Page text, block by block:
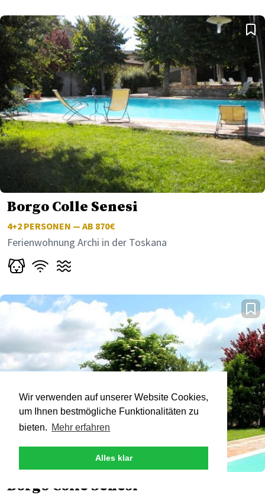
Wir verwenden auf unserer Website Cookies,
um Ihnen bestmögliche Funktionalitäten zu
bieten. Mehr erfahren
Alles klar
Borgo Colle Senesi
4+2 PERSONEN — AB 870€
Ferienwohnung Archi in der Toskana
Borgo Colle Senesi